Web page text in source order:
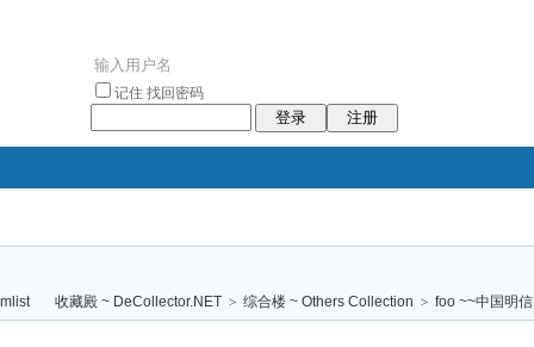
记住 找回密码
登录 注册
褔
袠袠袥眩褦
收藏殿 ~ DeCollector.NET > 综合楼 ~ Others Collection > foo ~~中国明